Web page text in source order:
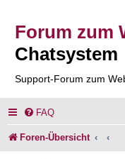
Forum zum
Chatsystem
Support-Forum zum
FAQ
Foren-Übersicht